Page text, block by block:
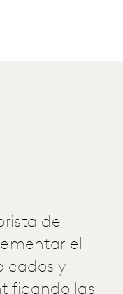
de
el
y
las